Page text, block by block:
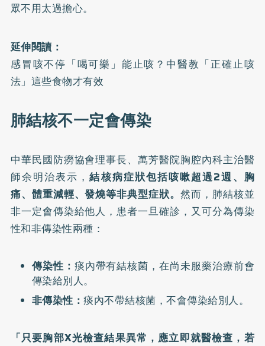
眾不用太過擔心。
延伸閱讀：
感冒咳不停「喝可樂」能止咳？中醫教「正確止咳
法」這些食物才有效
肺結核不一定會傳染
中華民國防癆協會理事長、萬芳醫院胸腔內科主治醫
師余明治表示，結核病症狀包括咳嗽超過2週、胸
痛、體重減輕、發燒等非典型症狀。 然而，肺結核並
非一定會傳染給他人，患者一旦確診，又可分為傳染
性和非傳染性兩種：
傳染性： 痰內帶有結核菌，在尚未服藥治療前會
傳染給別人。
非傳染性：痰內不帶結核菌，不會傳染給別人。
「只要胸部X光檢查結果異常，應立即就醫檢查，若